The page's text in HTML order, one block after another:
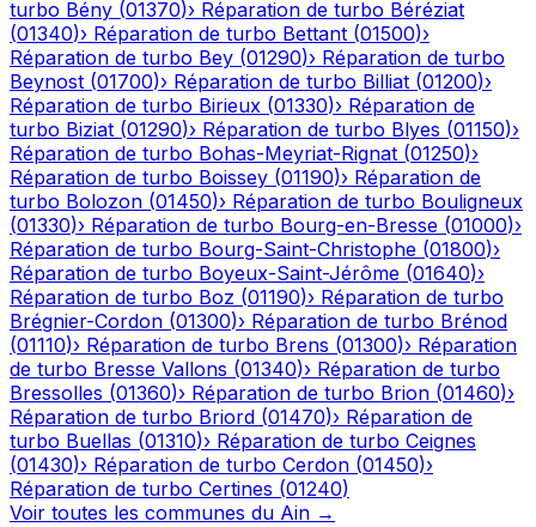
turbo Bény (01370)› Réparation de turbo Béréziat
(01340)› Réparation de turbo Bettant (01500)›
Réparation de turbo Bey (01290)› Réparation de turbo
Beynost (01700)› Réparation de turbo Billiat (01200)›
Réparation de turbo Birieux (01330)› Réparation de
turbo Biziat (01290)› Réparation de turbo Blyes (01150)›
Réparation de turbo Bohas-Meyriat-Rignat (01250)›
Réparation de turbo Boissey (01190)› Réparation de
turbo Bolozon (01450)› Réparation de turbo Bouligneux
(01330)› Réparation de turbo Bourg-en-Bresse (01000)›
Réparation de turbo Bourg-Saint-Christophe (01800)›
Réparation de turbo Boyeux-Saint-Jérôme (01640)›
Réparation de turbo Boz (01190)› Réparation de turbo
Brégnier-Cordon (01300)› Réparation de turbo Brénod
(01110)› Réparation de turbo Brens (01300)› Réparation
de turbo Bresse Vallons (01340)› Réparation de turbo
Bressolles (01360)› Réparation de turbo Brion (01460)›
Réparation de turbo Briord (01470)› Réparation de
turbo Buellas (01310)› Réparation de turbo Ceignes
(01430)› Réparation de turbo Cerdon (01450)›
Réparation de turbo Certines (01240)
Voir toutes les communes du Ain →